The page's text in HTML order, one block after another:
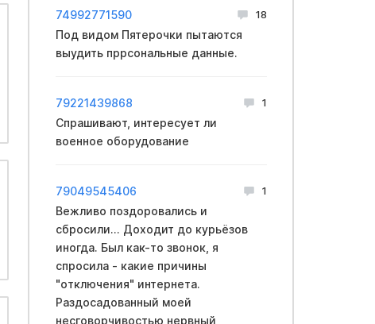
74992771590 18
Под видом Пятерочки пытаются
выудить пррсональные данные.
79221439868 1
Спрашивают, интересует ли
военное оборудование
79049545406 1
Вежливо поздоровались и
сбросили... Доходит до курьёзов
иногда. Был как-то звонок, я
спросила - какие причины
"отключения" интернета.
Раздосадованный моей
несговорчивостью нервный